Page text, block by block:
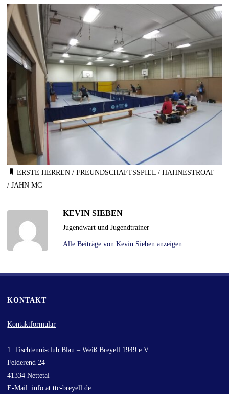
ERSTE HERREN/ FREUNDSCHAFTSSPIEL/ HAHNESTROAT
/JAHN MG
KEVIN SIEBEN
Jugendwart und Jugendtrainer
Alle Beiträge von Kevin Sieben anzeigen
KONTAKT
Kontaktformular
1. Tischtennisclub Blau – Weiß Breyell 1949 e.V.
Felderend 24
41334 Nettetal
E-Mail: info at ttc-breyell.de